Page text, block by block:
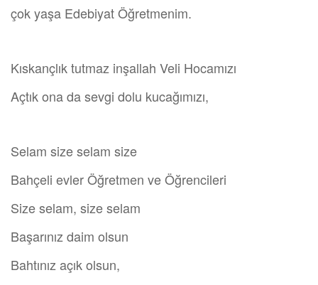
çok yaşa Edebiyat Öğretmenim.
Kıskançlık tutmaz inşallah Veli Hocamızı
Açtık ona da sevgi dolu kucağımızı,
Selam size selam size
Bahçeli evler Öğretmen ve Öğrencileri
Size selam, size selam
Başarınız daim olsun
Bahtınız açık olsun,